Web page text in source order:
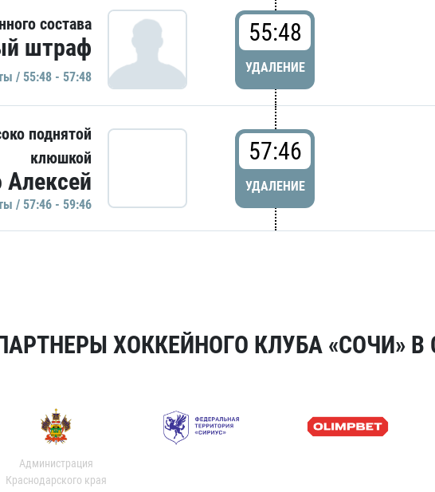
состава
штраф
/ 55:48 - 57:48
55:48
УДАЛЕНИЕ
поднятой
клюшкой
/ 57:46 - 59:46
57:46
УДАЛЕНИЕ
ХОККЕЙНОГО КЛУБА «СОЧИ» В
Администрация
Краснодарского края